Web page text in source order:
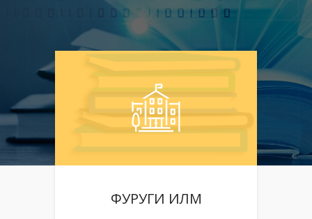
ФУРУГИ ИЛМ